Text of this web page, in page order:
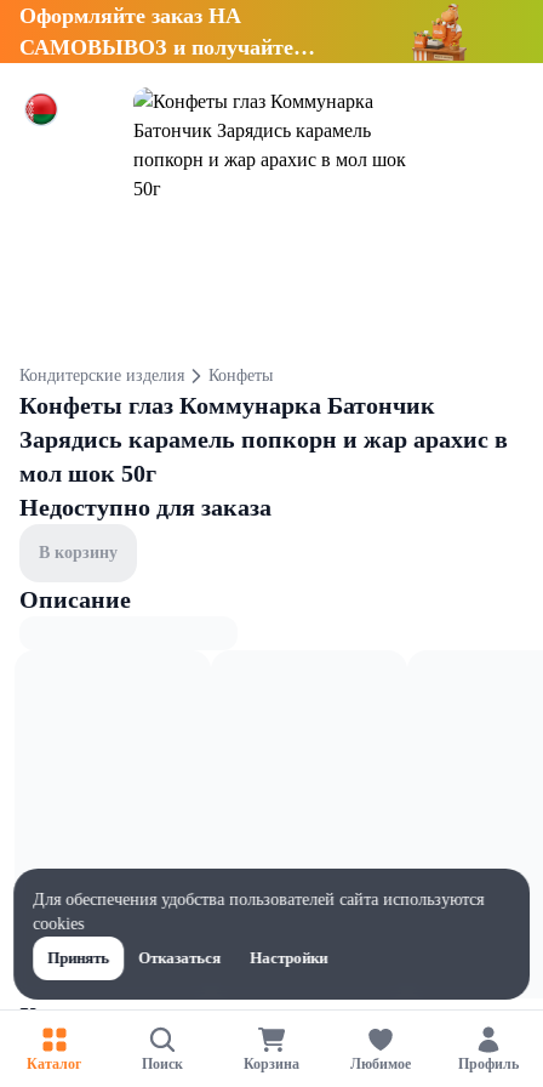
Оформляйте заказ НА
САМОВЫВОЗ и получайте
Кондитерские изделия Конфеты
Конфеты глаз Коммунарка Батончик
Зарядись карамель попкорн и жар арахис в
мол шок 50г
Недоступно для заказа
В корзину
Описание
Характеристики
Ширина, мм
179
Каталог Поиск Корзина Любимое Профиль
Для обеспечения удобства пользователей сайта используются
cookies
Принять
Отказаться Настройки